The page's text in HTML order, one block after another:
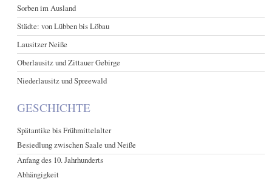
Sorben im Ausland
Städte: von Lübben bis Löbau
Lausitzer Neiße
Oberlausitz und Zittauer Gebirge
Niederlausitz und Spreewald
GESCHICHTE
Spätantike bis Frühmittelalter
Besiedlung zwischen Saale und Neiße
Anfang des 10. Jahrhunderts
Abhängigkeit